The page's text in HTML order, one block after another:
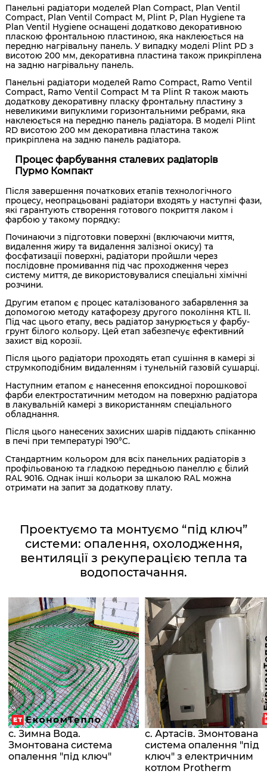
Панельні радіатори моделей Plan Compact, Plan Ventil
Compact, Plan Ventil Compact M, Plint P, Plan Hygiene та
Plan Ventil Hygiene оснащені додатково декоративною
пласкою фронтальною пластиною, яка наклеюється на
передню нагрівальну панель. У випадку моделі Plint PD з
висотою 200 мм, декоративна пластина також прикріплена
на задню нагрівальну панель.
Панельні радіатори моделей Ramo Compact, Ramo Ventil
Compact, Ramo Ventil Compact M та Plint R також мають
додаткову декоративну пласку фронтальну пластину з
невеликими випуклими горизонтальними ребрами, яка
наклеюється на передню панель радіатора. В моделі Plint
RD висотою 200 мм декоративна пластина також
прикріплена на задню панель радіатора.
Процес фарбування сталевих радіаторів
Пурмо Компакт
Після завершення початкових етапів технологічного
процесу, неопрацьовані радіатори входять у наступні фази,
які гарантують створення готового покриття лаком і
фарбою у такому порядку:
Починаючи з підготовки поверхні (включаючи миття,
видалення жиру та видалення залізної окису) та
фосфатизації поверхні, радіатори пройшли через
послідовне промивання під час проходження через
систему миття, де використовувалися спеціальні хімічні
розчини.
Другим етапом є процес каталізованого забарвлення за
допомогою методу катафорезу другого покоління KTL II.
Під час цього етапу, весь радіатор занурюється у фарбу-
грунт білого кольору. Цей етап забезпечує ефективний
захист від корозії.
Після цього радіатори проходять етап сушіння в камері зі
струмкоподібним видаленням і тунельній газовій сушарці.
Наступним етапом є нанесення епоксидної порошкової
фарби електростатичним методом на поверхню радіатора
в лакувальній камері з використанням спеціального
обладнання.
Після цього нанесених захисних шарів піддають спіканню
в печі при температурі 190°C.
Стандартним кольором для всіх панельних радіаторів з
профільованою та гладкою передньою панеллю є білий
RAL 9016. Однак інші кольори за шкалою RAL можна
отримати на запит за додаткову плату.
Проектуємо та монтуємо “під ключ”
системи: опалення, охолодження,
вентиляції з рекуперацією тепла та
водопостачання.
с. Зимна Вода.
Змонтована система
опалення "під ключ"
с. Артасів. Змонтована
система опалення "під
ключ" з електричним
котлом Protherm